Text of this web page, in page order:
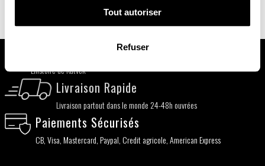
Tout autoriser
Refuser
Qui Sommes Nous ?
L'histoire de Kutvek
Livraison Rapide
Livraison partout dans le monde 24-48h ouvrées
Paiements Sécurisés
CB, Visa, Mastercard, Paypal, Credit agricole, American Express